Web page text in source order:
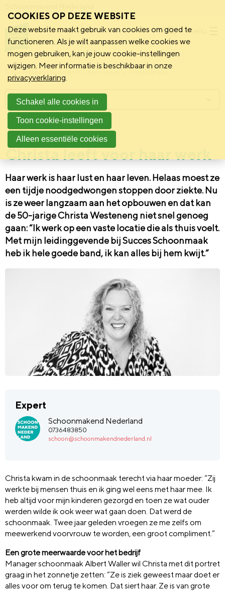
Menu
Schoonmakend Nederland
Praktijk 10 juni 2024
Christa leeft voor haar werk
Haar werk is haar lust en haar leven. Helaas moest ze
een tijdje noodgedwongen stoppen door ziekte. Nu
is ze weer langzaam aan het opbouwen en dat kan
de 50-jarige Christa Westeneng niet snel genoeg
gaan: “Ik werk op een vaste locatie die als thuis voelt.
Met mijn leidinggevende bij Succes Schoonmaak
heb ik hele goede band, ik kan alles bij hem kwijt.”
Expert
Schoonmakend Nederland
0736483850
schoon@schoonmakendnederland.nl
Christa kwam in de schoonmaak terecht via haar moeder: “Zij
werkte bij mensen thuis en ik ging wel eens met haar mee. Ik
heb altijd voor mijn kinderen gezorgd en toen ze wat ouder
werden wilde ik ook weer wat gaan doen. Dat werd de
schoonmaak. Twee jaar geleden vroegen ze me zelfs om
meewerkend voorvrouw te worden, een groot compliment.”
Een grote meerwaarde voor het bedrijf
Manager schoonmaak Albert Waller wil Christa met dit portret
graag in het zonnetje zetten: “Ze is ziek geweest maar doet er
alles voor om terug te komen. Dat siert haar. Ze is van grote
Menu
COOKIES OP DEZE WEBSITE
Deze website maakt gebruik van cookies om goed te
functioneren. Als je wilt aanpassen welke cookies we
mogen gebruiken, kan je jouw cookie-instellingen
wijzigen. Meer informatie is beschikbaar in onze
privacyverklaring.
Schakel alle cookies in
Toon cookie-instellingen
Alleen essentiële cookies